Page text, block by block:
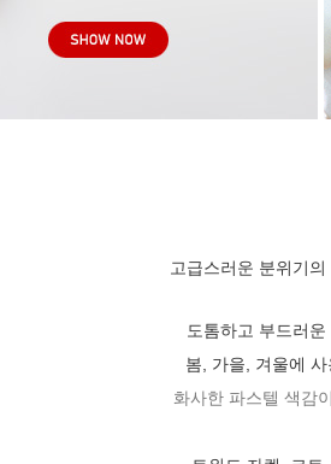
고급스러운 분위기
도톰하고 부드러
봄, 가을, 겨울에
화사한 파스텔 색감